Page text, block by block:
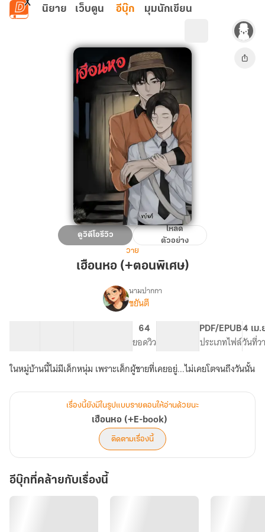
ข้ามไปยังเนื้อหาหลัก
นิยาย เว็บตูน อีบุ๊ก มุมนักเขียน
เฮือน
หอ
(+ตอน
ดูวิดีโอรีวิว
โหลด
ตัวอย่าง
วาย
เฮือนหอ (+ตอนพิเศษ)
เรื่อง
หอ
(+E-
book)
นามปากกา
ชยันตี
64
ยอดวิว
PDF/EPUB
ประเภทไฟล์
4 เม.
วันที่ว
ในหมู่บ้านนี้ไม่มีเด็กหนุ่ม เพราะเด็กผู้ชายที่เคยอยู่...ไม่เคยโตจนถึงวันนั้น
เรื่องนี้ยังมีในรูปแบบรายตอนให้อ่านด้วยนะ
เฮือนหอ (+E-book)
ติดตามเรื่องนี้
อีบุ๊กที่คล้ายกับเรื่องนี้